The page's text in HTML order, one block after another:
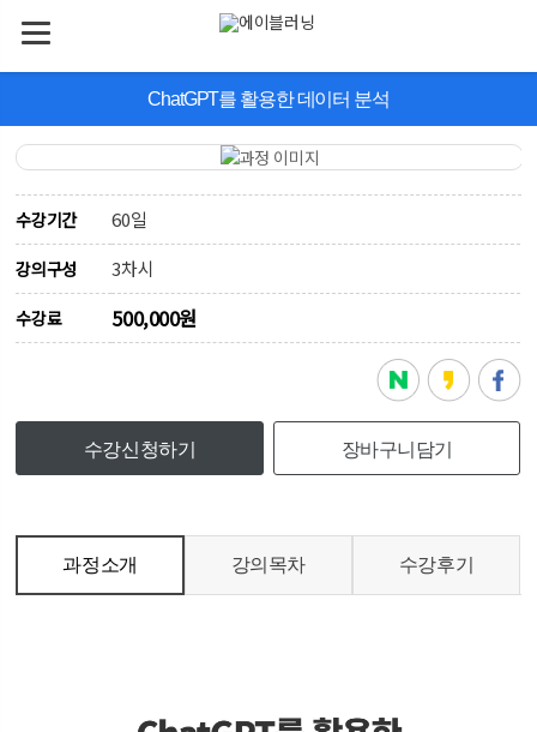
ChatGPT를 활용한 데이터 분석
수강기간 60일
강의구성 3차시
수강료 500,000원
수강신청하기 장바구니담기
과정소개 강의목차 수강후기